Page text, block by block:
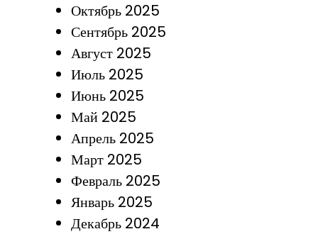
Октябрь 2025
Сентябрь 2025
Август 2025
Июль 2025
Июнь 2025
Май 2025
Апрель 2025
Март 2025
Февраль 2025
Январь 2025
Декабрь 2024